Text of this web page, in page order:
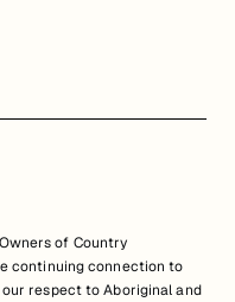
of Country
continuing connection to
respect to Aboriginal and